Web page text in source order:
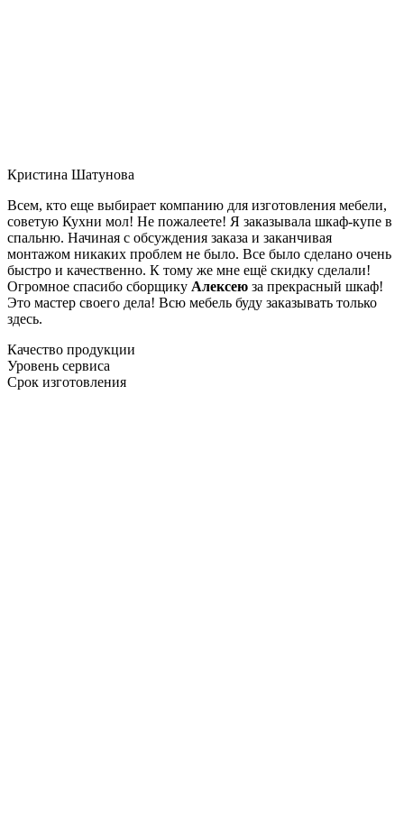
Кристина Шатунова
Всем, кто еще выбирает компанию для изготовления мебели,
советую Кухни мол! Не пожалеете! Я заказывала шкаф-купе в
спальню. Начиная с обсуждения заказа и заканчивая
монтажом никаких проблем не было. Все было сделано очень
быстро и качественно. К тому же мне ещё скидку сделали!
Огромное спасибо сборщику Алексею за прекрасный шкаф!
Это мастер своего дела! Всю мебель буду заказывать только
здесь.
Качество продукции
Уровень сервиса
Срок изготовления